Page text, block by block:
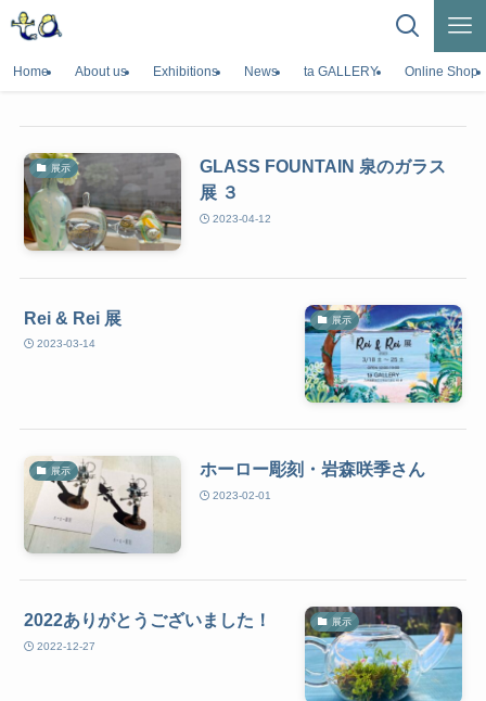
Home About us Exhibitions News ta GALLERY Online Shop
展示
GLASS FOUNTAIN 泉のガラス
展 ３
2023-04-12
展示
Rei & Rei 展
2023-03-14
展示 ホーロー彫刻・岩森咲季さん
2023-02-01
展示
2022ありがとうございました！
2022-12-27